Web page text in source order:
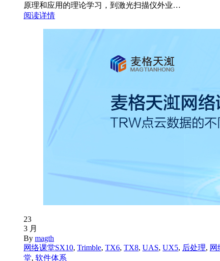
原理和应用的理论学习，到激光扫描仪外业…
阅读详情
23
3 月
By magth
网络课堂SX10, Trimble, TX6, TX8, UAS, UX5, 后处理, 网
堂, 软件体系